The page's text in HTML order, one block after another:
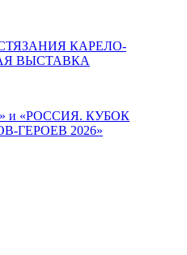
КАРЕЛО-
ВЫСТАВКА
и «РОССИЯ. КУБОК
ГЕРОЕВ 2026»